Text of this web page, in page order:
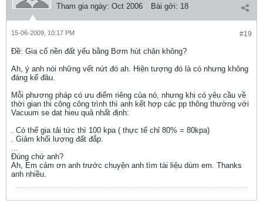
Tham gia ngày: Oct 2006 Bài gởi: 18
#19
15-06-2009, 10:17 PM
Ðề: Gia cố nền đất yếu bằng Bơm hút chân không?
Ah, ý anh nói những vết nứt đó ah. Hiện tượng đó là có nhưng không
đáng kể đâu.
Mỗi phương pháp có ưu điểm riêng của nó, nhưng khi có yêu cầu về
thời gian thi công công trình thì anh kết hợp các pp thông thường với
Vacuum se dat hieu quả nhất định:
. Có thể gia tải tức thì 100 kpa ( thực tế chỉ 80% = 80kpa)
. Giảm khối lượng đất đắp.
...
Đúng chứ anh?
Ah, Em cảm ơn anh trước chuyện anh tìm tài liệu dùm em. Thanks
anh nhiều.